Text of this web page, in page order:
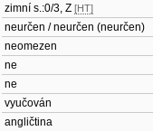
zimní s.:0/3, Z [HT]
neurčen / neurčen (neurčen)
neomezen
ne
ne
vyučován
angličtina